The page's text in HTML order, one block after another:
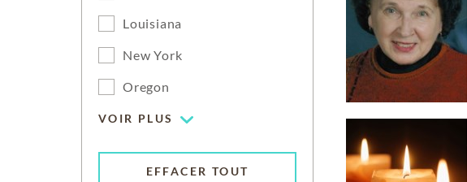
Louisiana
New York
Oregon
VOIR PLUS
EFFACER TOUT